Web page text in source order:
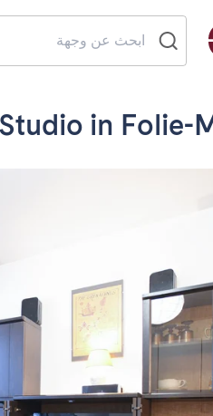
in Folie-